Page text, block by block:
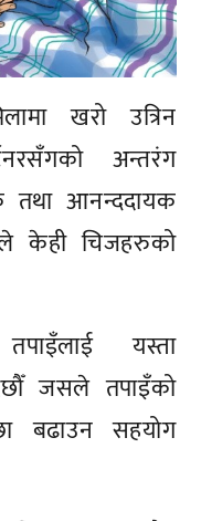
खरो उत्रिन
अन्तरंग
आनन्ददायक
केही चिजहरुको
यस्ता
जसले तपाइँको
बढाउन सहयोग